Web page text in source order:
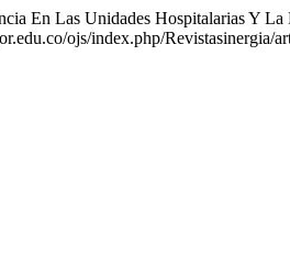
En Las Unidades Hospitalarias Y
ojs/index.php/Revistasinergia/